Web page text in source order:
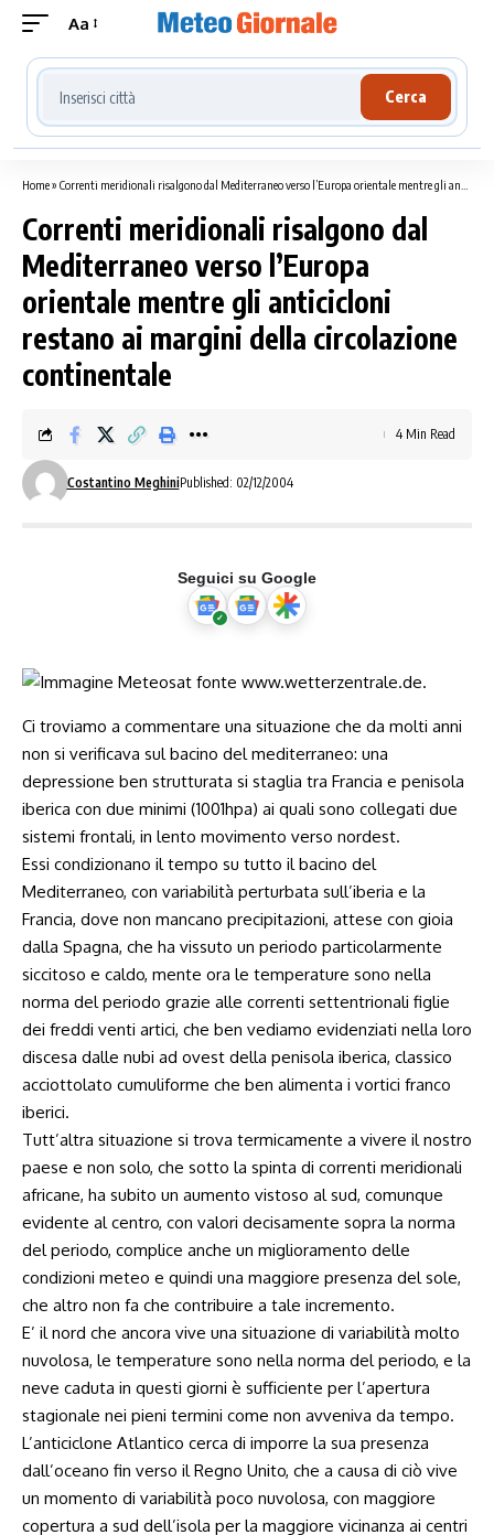
Aa
Cerca località meteo
Cerca
Home» Correnti meridionali risalgono dal Mediterraneo verso l’Europa orientale mentre gli anticicloni restano ai margini della circolazione continentale
Correnti meridionali risalgono dal
Mediterraneo verso l’Europa
orientale mentre gli anticicloni
restano ai margini della circolazione
continentale
Costantino MeghiniPublished: 02/12/2004
4 Min Read
Seguici su Google
Ci troviamo a commentare una situazione che da molti anni
non si verificava sul bacino del mediterraneo: una
depressione ben strutturata si staglia tra Francia e penisola
iberica con due minimi (1001hpa) ai quali sono collegati due
sistemi frontali, in lento movimento verso nordest.
Essi condizionano il tempo su tutto il bacino del
Mediterraneo, con variabilità perturbata sull’iberia e la
Francia, dove non mancano precipitazioni, attese con gioia
dalla Spagna, che ha vissuto un periodo particolarmente
siccitoso e caldo, mente ora le temperature sono nella
norma del periodo grazie alle correnti settentrionali figlie
dei freddi venti artici, che ben vediamo evidenziati nella loro
discesa dalle nubi ad ovest della penisola iberica, classico
acciottolato cumuliforme che ben alimenta i vortici franco
iberici.
Tutt’altra situazione si trova termicamente a vivere il nostro
paese e non solo, che sotto la spinta di correnti meridionali
africane, ha subito un aumento vistoso al sud, comunque
evidente al centro, con valori decisamente sopra la norma
del periodo, complice anche un miglioramento delle
condizioni meteo e quindi una maggiore presenza del sole,
che altro non fa che contribuire a tale incremento.
E’ il nord che ancora vive una situazione di variabilità molto
nuvolosa, le temperature sono nella norma del periodo, e la
neve caduta in questi giorni è sufficiente per l’apertura
stagionale nei pieni termini come non avveniva da tempo.
L’anticiclone Atlantico cerca di imporre la sua presenza
dall’oceano fin verso il Regno Unito, che a causa di ciò vive
un momento di variabilità poco nuvolosa, con maggiore
copertura a sud dell’isola per la maggiore vicinanza ai centri